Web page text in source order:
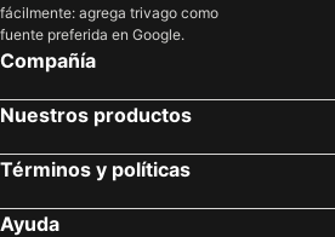
Florianópolis, Santa Catarina Hoteles
Balneário Camboriú, Santa Catarina Hoteles
Foz de Iguazú, Paraná Hoteles São
fácilmente: agrega trivago como
fuente preferida en Google.
Compañía
Nuestros productos
Términos y políticas
Ayuda